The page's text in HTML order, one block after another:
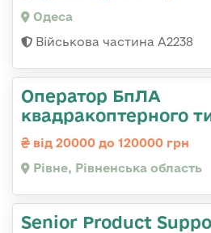
Одеса
Військова частина А2238
Оператор БпЛА
квадракоптерного
від 20000 до 120000 грн
Рівне, Рівненська область
Senior Product